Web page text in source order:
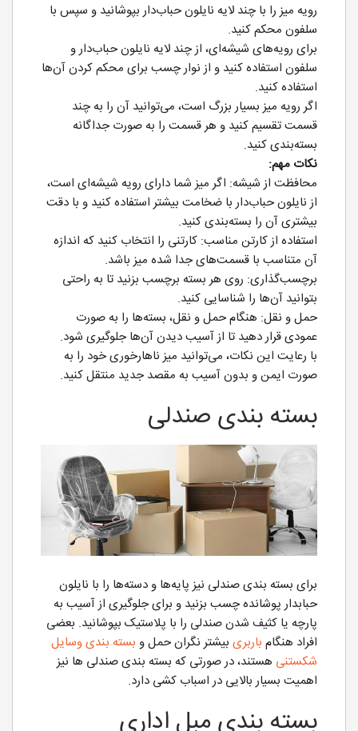
رویه میز را با چند لایه نایلون حباب‌دار بپوشانید و سپس با
سلفون محکم کنید.
برای رویه‌های شیشه‌ای، از چند لایه نایلون حباب‌دار و
سلفون استفاده کنید و از نوار چسب برای محکم کردن آن‌ها
استفاده کنید.
اگر رویه میز بسیار بزرگ است، می‌توانید آن را به چند
قسمت تقسیم کنید و هر قسمت را به صورت جداگانه
بسته‌بندی کنید.
نکات مهم:
محافظت از شیشه: اگر میز شما دارای رویه شیشه‌ای است،
از نایلون حباب‌دار با ضخامت بیشتر استفاده کنید و با دقت
بیشتری آن را بسته‌بندی کنید.
استفاده از کارتن مناسب: کارتنی را انتخاب کنید که اندازه
آن متناسب با قسمت‌های جدا شده میز باشد.
برچسب‌گذاری: روی هر بسته برچسب بزنید تا به راحتی
بتوانید آن‌ها را شناسایی کنید.
حمل و نقل: هنگام حمل و نقل، بسته‌ها را به صورت
عمودی قرار دهید تا از آسیب دیدن آن‌ها جلوگیری شود.
با رعایت این نکات، می‌توانید میز ناهارخوری خود را به
صورت ایمن و بدون آسیب به مقصد جدید منتقل کنید.
بسته بندی صندلی
برای بسته بندی صندلی نیز پایه‌ها و دسته‌ها را با نایلون
حبابدار پوشانده چسب بزنید و برای جلوگیری از آسیب به
پارچه یا کثیف شدن صندلی را با پلاستیک بپوشانید. بعضی
افراد هنگام باربری بیشتر نگران حمل و بسته بندی وسایل
شکستنی هستند، در صورتی که بسته بندی صندلی ها نیز
اهمیت بسیار بالایی در اسباب کشی دارد.
بسته بندی مبل اداری